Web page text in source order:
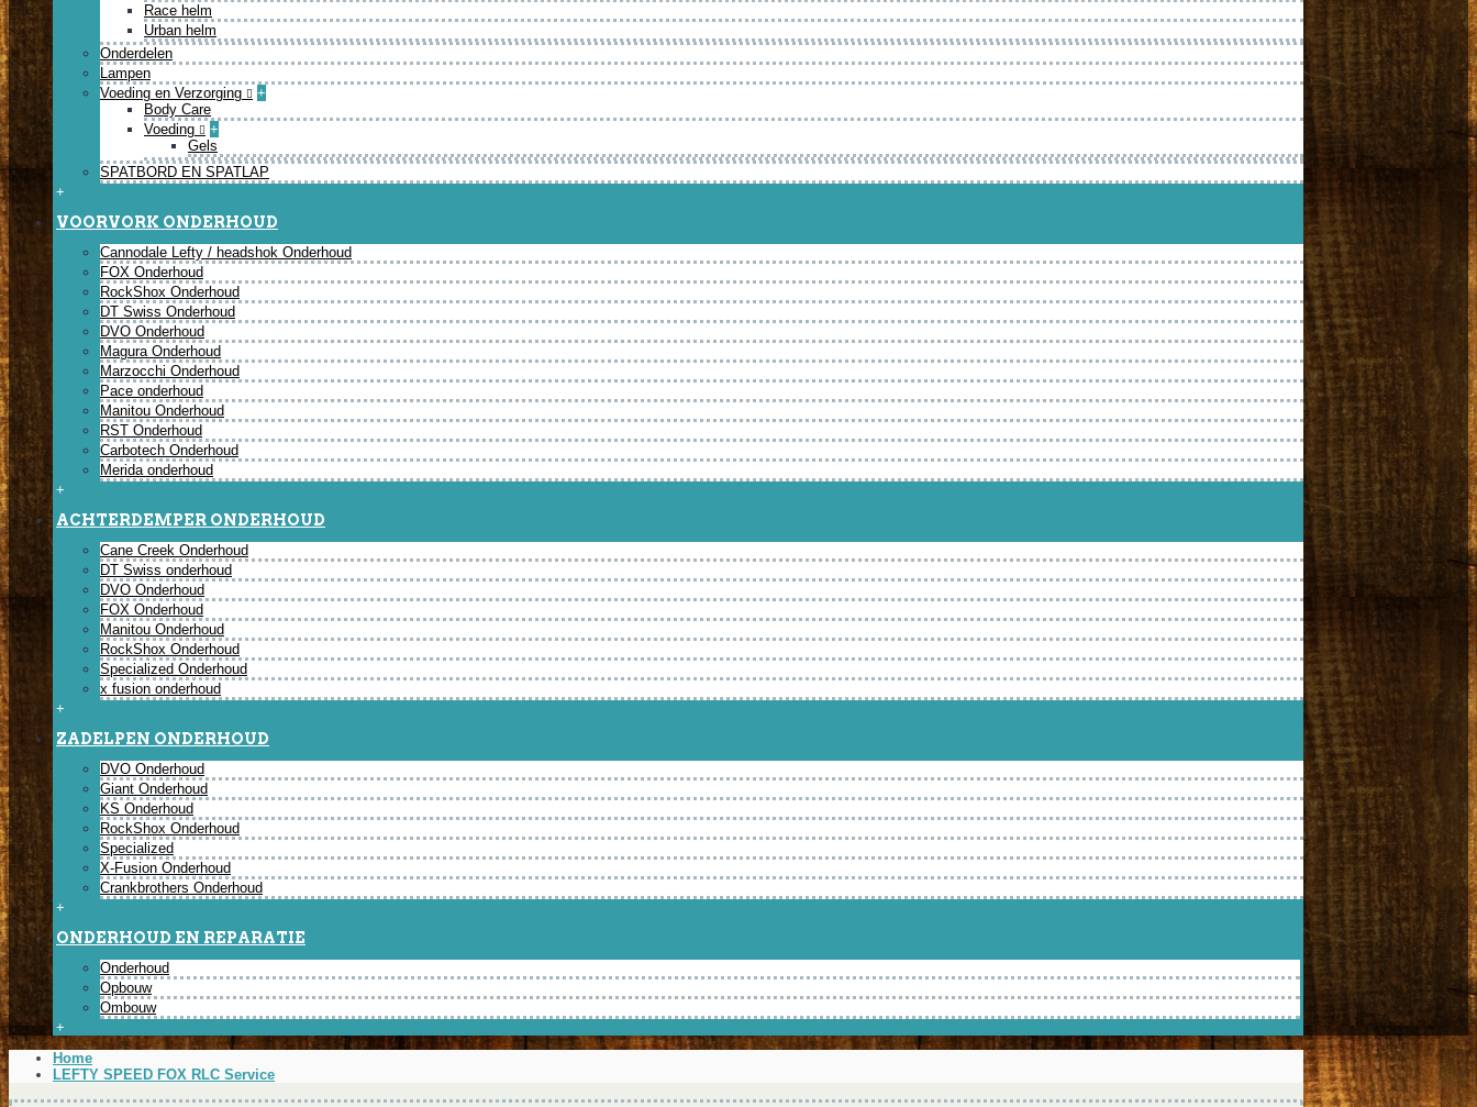
Race helm
Urban helm
Onderdelen
Lampen
Voeding en Verzorging
+
Body Care
Voeding
+
Gels
SPATBORD EN SPATLAP
+
VOORVORK ONDERHOUD
Cannodale Lefty / headshok Onderhoud
FOX Onderhoud
RockShox Onderhoud
DT Swiss Onderhoud
DVO Onderhoud
Magura Onderhoud
Marzocchi Onderhoud
Pace onderhoud
Manitou Onderhoud
RST Onderhoud
Carbotech Onderhoud
Merida onderhoud
+
ACHTERDEMPER ONDERHOUD
Cane Creek Onderhoud
DT Swiss onderhoud
DVO Onderhoud
FOX Onderhoud
Manitou Onderhoud
RockShox Onderhoud
Specialized Onderhoud
x fusion onderhoud
+
ZADELPEN ONDERHOUD
DVO Onderhoud
Giant Onderhoud
KS Onderhoud
RockShox Onderhoud
Specialized
X-Fusion Onderhoud
Crankbrothers Onderhoud
+
ONDERHOUD EN REPARATIE
Onderhoud
Opbouw
Ombouw
+
Home
LEFTY SPEED FOX RLC Service